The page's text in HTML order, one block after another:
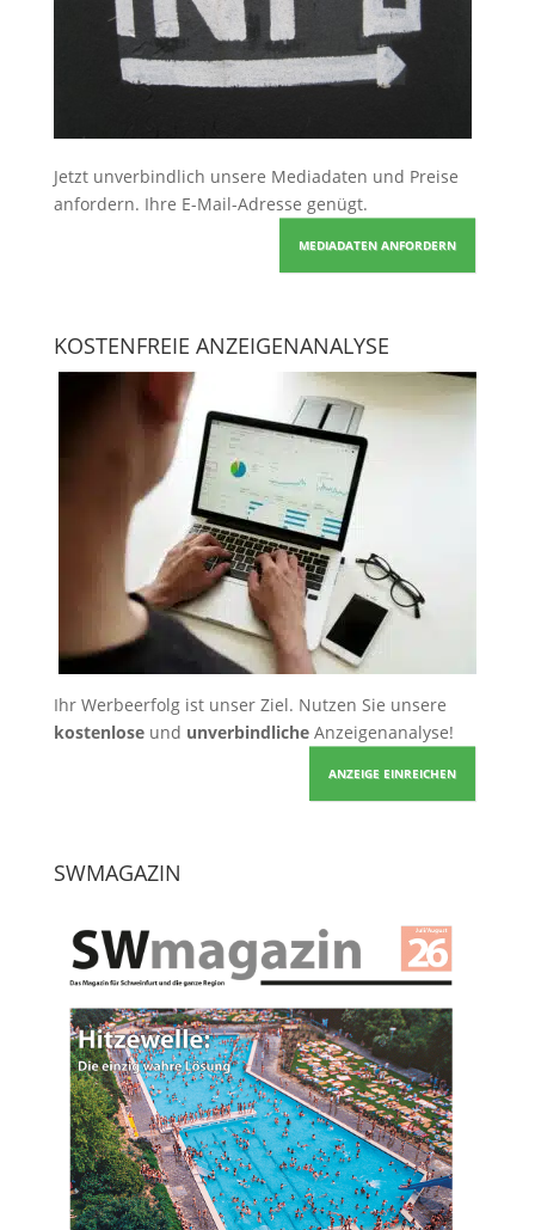
Jetzt unverbindlich unsere Mediadaten und Preise
anfordern. Ihre E-Mail-Adresse genügt.
MEDIADATEN ANFORDERN
KOSTENFREIE ANZEIGENANALYSE
Ihr Werbeerfolg ist unser Ziel. Nutzen Sie unsere
kostenloseund unverbindlicheAnzeigenanalyse!
ANZEIGE EINREICHEN
SWMAGAZIN